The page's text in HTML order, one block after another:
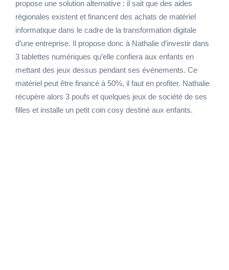
propose une solution alternative : il sait que des aides
régionales existent et financent des achats de matériel
informatique dans le cadre de la transformation digitale
d’une entreprise. Il propose donc à Nathalie d’investir dans
3 tablettes numériques qu’elle confiera aux enfants en
mettant des jeux dessus pendant ses événements. Ce
matériel peut être financé à 50%, il faut en profiter. Nathalie
récupère alors 3 poufs et quelques jeux de société de ses
filles et installe un petit coin cosy destiné aux enfants.